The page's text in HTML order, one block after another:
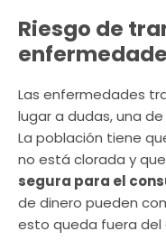
Riesgo de
Las enfermedades
lugar a dudas, una
La población tiene
no está clorada y que
segura para el
de dinero pueden
esto queda fuera